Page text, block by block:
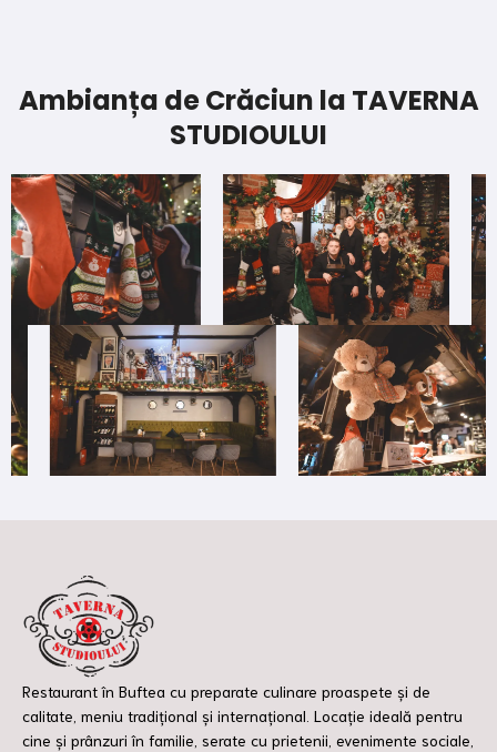
Ambianța de Crăciun la TAVERNA
STUDIOULUI
Restaurant în Buftea cu preparate culinare proaspete și de
calitate, meniu tradițional și internațional. Locație ideală pentru
cine și prânzuri în familie, serate cu prietenii, evenimente sociale,